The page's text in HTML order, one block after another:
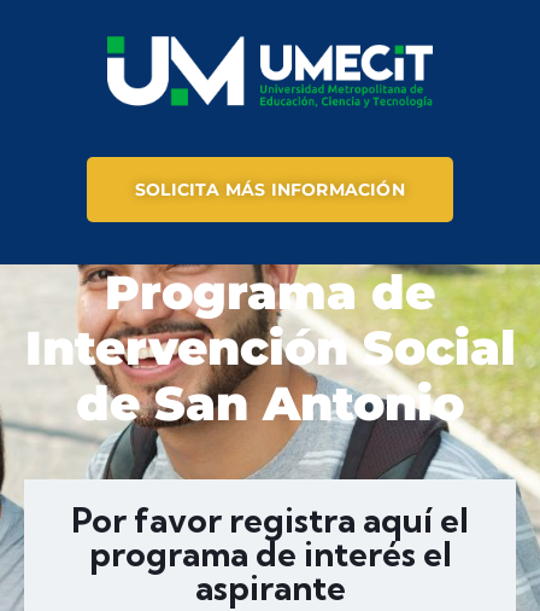
SOLICITA MÁS INFORMACIÓN
Programa de
Intervención Social
de San Antonio
Por favor registra aquí el
programa de interés el
aspirante